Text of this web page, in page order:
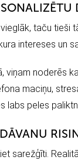
taču tieši
intereses un
viņam noderēs
maciņu,
labs peles
sarežģīti.